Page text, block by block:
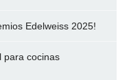
Edelweiss 2025!
para cocinas